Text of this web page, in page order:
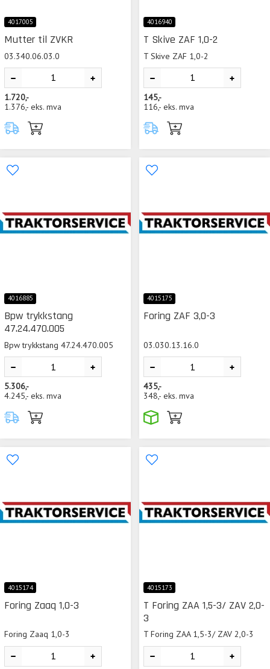
4017005
Mutter til ZVKR
03.340.06.03.0
1.720,-
1.376,- eks. mva
4016940
T Skive ZAF 1,0-2
T Skive ZAF 1,0-2
145,-
116,- eks. mva
4016885
Bpw trykkstang
47.24.470.005
Bpw trykkstang 47.24.470.005
5.306,-
4.245,- eks. mva
4015175
Foring ZAF 3,0-3
03.030.13.16.0
435,-
348,- eks. mva
4015174
Foring Zaaq 1,0-3
Foring Zaaq 1,0-3
4015173
T Foring ZAA 1,5-3/ ZAV 2,0-
3
T Foring ZAA 1,5-3/ ZAV 2,0-3